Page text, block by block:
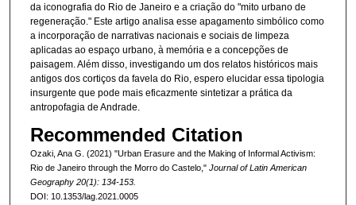
da iconografia do Rio de Janeiro e a criação do "mito urbano de
regeneração." Este artigo analisa esse apagamento simbólico como
a incorporação de narrativas nacionais e sociais de limpeza
aplicadas ao espaço urbano, à memória e a concepções de
paisagem. Além disso, investigando um dos relatos históricos mais
antigos dos cortiços da favela do Rio, espero elucidar essa tipologia
insurgente que pode mais eficazmente sintetizar a prática da
antropofagia de Andrade.
Recommended Citation
Ozaki, Ana G. (2021) "Urban Erasure and the Making of Informal Activism:
Rio de Janeiro through the Morro do Castelo," Journal of Latin American
Geography 20(1): 134-153.
DOI: 10.1353/lag.2021.0005